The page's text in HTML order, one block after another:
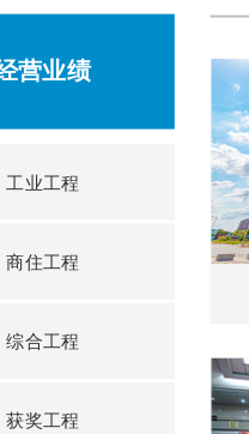
营业绩
工业工程
商住工程
综合工程
获奖工程